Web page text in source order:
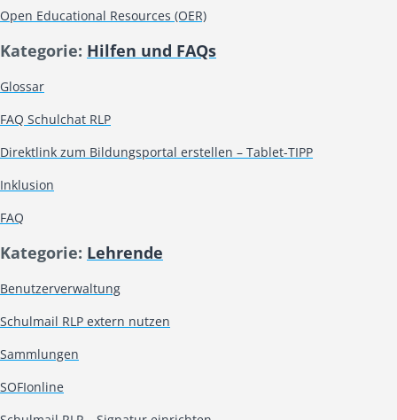
Open Educational Resources (OER)
Kategorie: Hilfen und FAQs
Glossar
FAQ Schulchat RLP
Direktlink zum Bildungsportal erstellen – Tablet-TIPP
Inklusion
FAQ
Kategorie: Lehrende
Benutzerverwaltung
Schulmail RLP extern nutzen
Sammlungen
SOFIonline